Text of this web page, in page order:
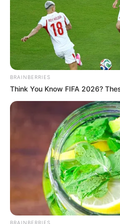
(foto:
BRAINBERRIES
Think You Know FIFA 2026?
BRAINBERRIES